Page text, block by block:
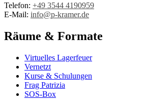
Telefon: +49 3544 4190959‬
E-Mail: info@p-kramer.de
Räume & Formate
Virtuelles Lagerfeuer
Vernetzt
Kurse & Schulungen
Frag Patrizia
SOS-Box